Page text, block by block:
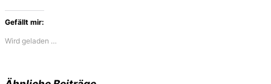
Gefällt mir:
Wird geladen …